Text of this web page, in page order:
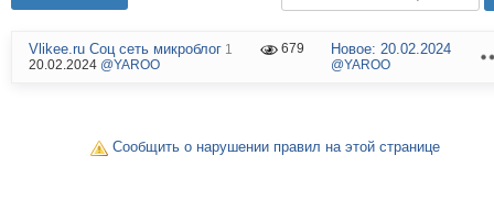
Vlikee.ru Соц сеть микроблог 1
679
20.02.2024 @YAROO
Новое: 20.02.2024
@YAROO
Сообщить о нарушении правил на этой странице